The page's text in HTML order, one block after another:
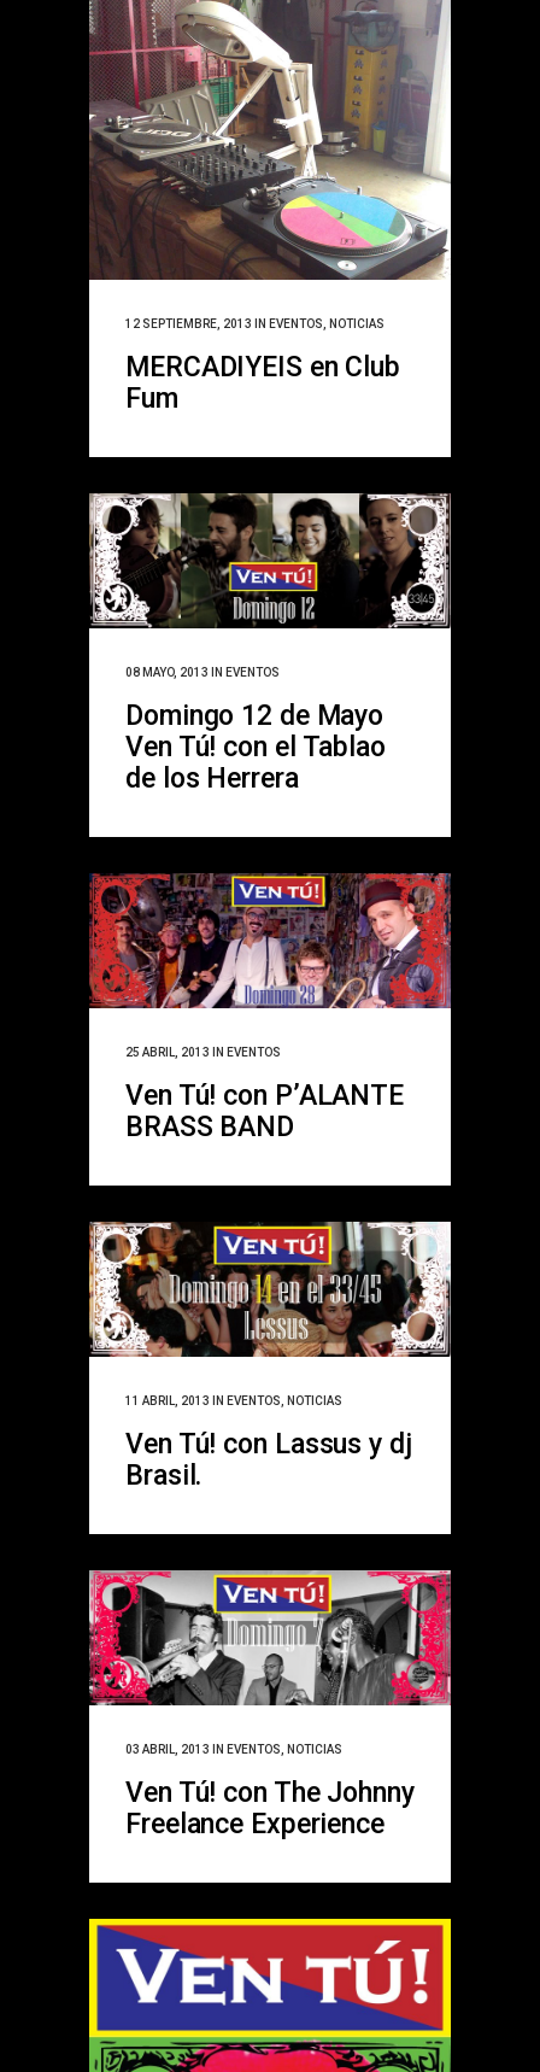
12 SEPTIEMBRE, 2013 IN EVENTOS NOTICIAS
MERCADIYEIS en Club
Fum
08 MAYO, 2013 IN EVENTOS
Domingo 12 de Mayo
Ven Tú! con el Tablao
de los Herrera
25 ABRIL, 2013 IN EVENTOS
Ven Tú! con P’ALANTE
BRASS BAND
11 ABRIL, 2013 IN EVENTOS NOTICIAS
Ven Tú! con Lassus y dj
Brasil.
03 ABRIL, 2013 IN EVENTOS NOTICIAS
Ven Tú! con The Johnny
Freelance Experience